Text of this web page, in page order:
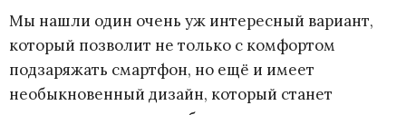
Мы нашли один очень уж интересный вариант,
который позволит не только с комфортом
подзаряжать смартфон, но ещё и имеет
необыкновенный дизайн, который станет